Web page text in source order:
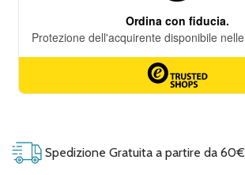
Spedizione Gratuita a partire da 60€